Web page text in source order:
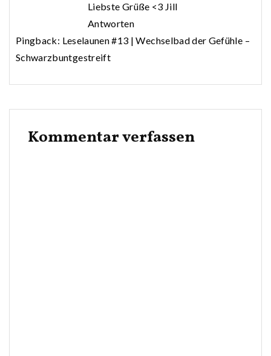
Liebste Grüße <3 Jill
Antworten
Pingback: Leselaunen #13 | Wechselbad der Gefühle –
Schwarzbuntgestreift
Kommentar verfassen